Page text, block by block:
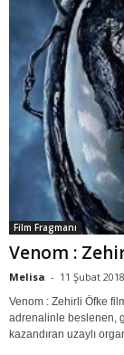
Film Fragmanı
Venom :
Melisa - 11 Şubat 2018
Venom : Zehirli Öfke
adrenalinle beslenen,
kazandıran uzaylı